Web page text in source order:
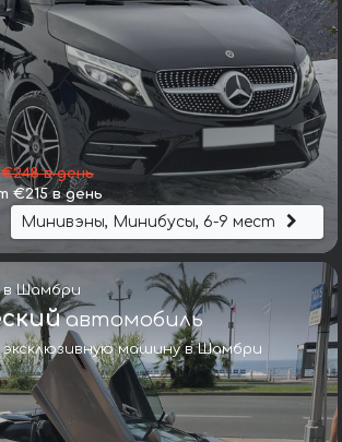
€248 в день
€215 в день
Минивэны, Минибусы, 6-9 мест
в Шамбри
автомобиль
эксклюзивную машину в Шамбри